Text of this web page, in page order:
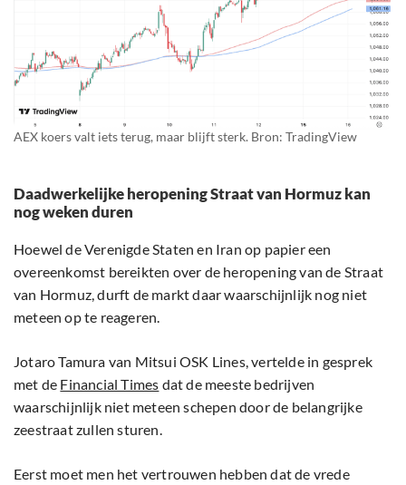
AEX koers valt iets terug, maar blijft sterk. Bron: TradingView
Daadwerkelijke heropening Straat van Hormuz kan
nog weken duren
Hoewel de Verenigde Staten en Iran op papier een
overeenkomst bereikten over de heropening van de Straat
van Hormuz, durft de markt daar waarschijnlijk nog niet
meteen op te reageren.
Jotaro Tamura van Mitsui OSK Lines, vertelde in gesprek
met de Financial Times dat de meeste bedrijven
waarschijnlijk niet meteen schepen door de belangrijke
zeestraat zullen sturen.
Eerst moet men het vertrouwen hebben dat de vrede